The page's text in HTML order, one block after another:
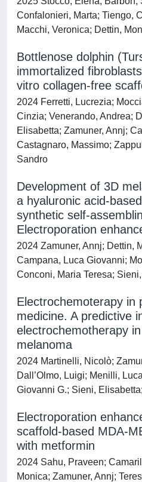
Confalonieri, Marta; Tiengo,
Macchi, Veronica; Dettin,
Bottlenose dolphin
immortalized
vitro collagen-free
2024 Ferretti, Lucrezia;
Cinzia; Venerando, Andrea;
Elisabetta; Zamuner, Annj;
Castagnaro, Massimo;
Sandro
Development of 3D
a hyaluronic acid-
synthetic self-
Electroporation
2024 Zamuner, Annj; Dettin,
Campana, Luca Giovanni;
Conconi, Maria Teresa;
Electrochemoterapy in
medicine. A predictive
electrochemotherapy
melanoma
2024 Martinelli, Nicolò;
Dall’Olmo, Luigi; Menilli,
Giovanni G.; Sieni,
Electroporation
scaffold-based MDA-
with metformin
2024 Sahu, Praveen;
Monica; Zamuner, Annj;